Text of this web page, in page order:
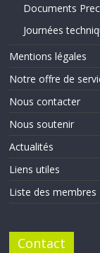
Documents
Journées
Mentions légales
Notre offre de
Nous contacter
Nous soutenir
Actualités
Liens utiles
Liste des membres
Contact